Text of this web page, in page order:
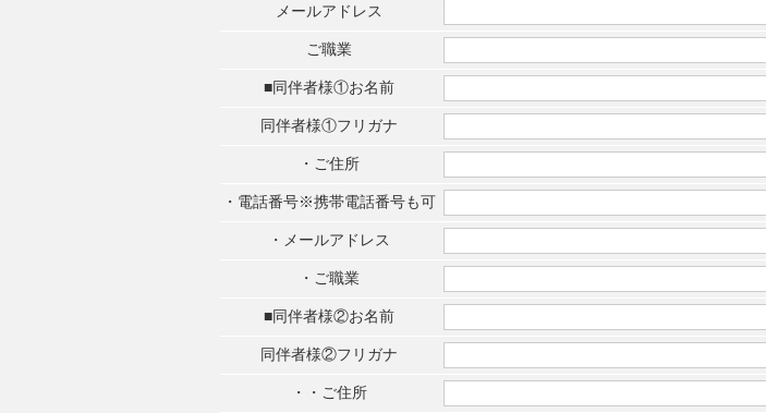
メールアドレス
ご職業
■同伴者様①お名前
同伴者様①フリガナ
・ご住所
・電話番号※携帯電話番号も可
・メールアドレス
・ご職業
■同伴者様②お名前
同伴者様②フリガナ
・・ご住所